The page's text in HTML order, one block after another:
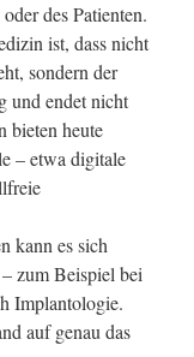
des Patienten.
ist, dass nicht
sondern der
und endet nicht
bieten heute
– etwa digitale
kann es sich
zum Beispiel bei
Implantologie.
auf genau das